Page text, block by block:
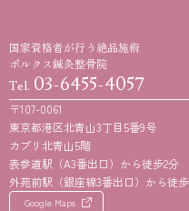
国家資格者が行う絶品施術
ポルクス鍼灸整骨院
Tel. 03-6455-4057
〒107-0061
東京都港区北青山3丁目5番9号
カプリ北青山5階
表参道駅（A3番出口）から徒歩2分
外苑前駅（銀座線3番出口）から徒
Google Maps